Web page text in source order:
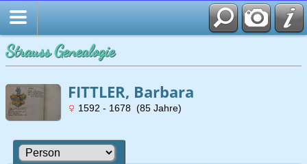
Strauss Genealogie
FITTLER, Barbara
1592 - 1678 (85 Jahre)